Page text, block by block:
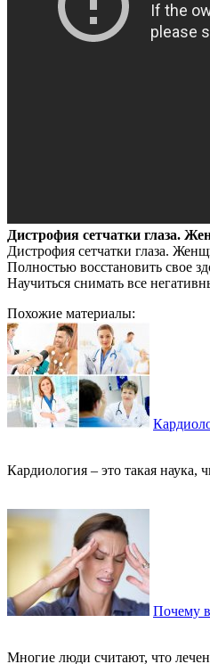
Дистрофия сетчатки глаза.
Дистрофия сетчатки глаза.
Полностью восстановить свое
Научиться снимать все
Похожие материалы:
Кардиология – это такая наука,
Почему
Многие люди считают, что